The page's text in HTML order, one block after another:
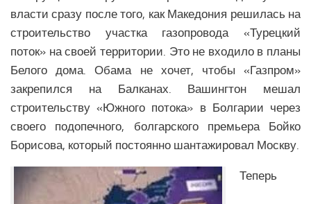
Религия Еврозоны
Экономика Еврозоны
Климат Еврозоны
Образование Еврозоны
Медицина Еврозоны
Общество Еврозоны
власти сразу после того, как Македония решилась на
строительство участка газопровода «Турецкий
поток» на своей территории. Это не входило в планы
Белого дома. Обама не хочет, чтобы «Газпром»
закрепился на Балканах. Вашингтон мешал
строительству «Южного потока» в Болгарии через
своего подопечного, болгарского премьера Бойко
Борисова, который постоянно шантажировал Москву.
Теперь